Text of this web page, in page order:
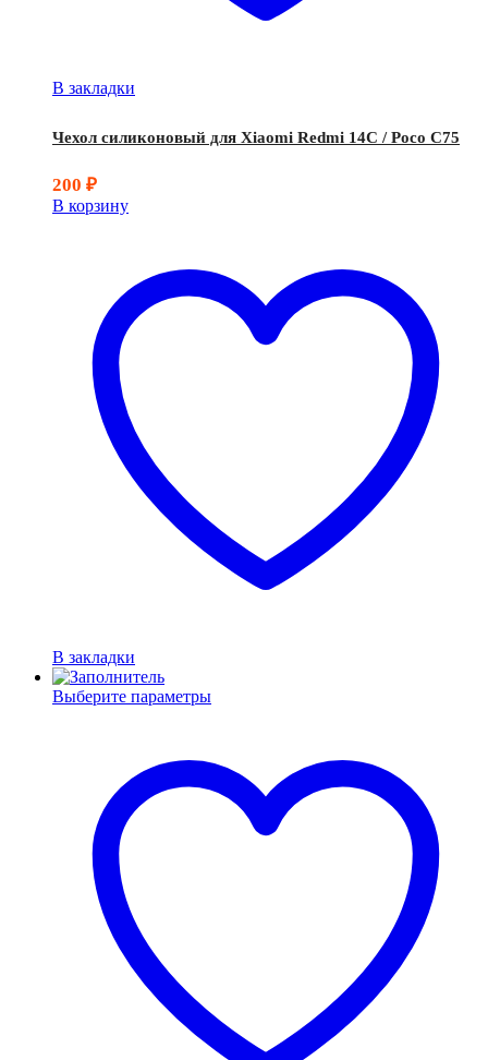
В закладки
Чехол силиконовый для Xiaomi Redmi 14C / Poco C75
200 ₽
В корзину
В закладки
Выберите параметры